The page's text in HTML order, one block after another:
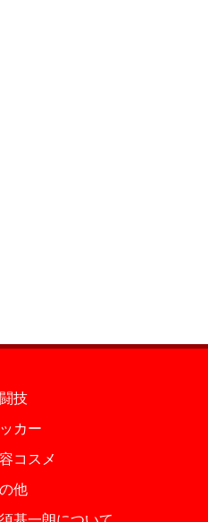
技
カー
コスメ
他